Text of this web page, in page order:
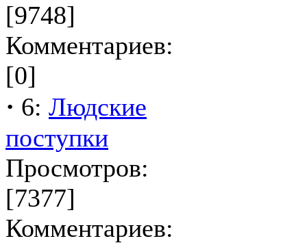
[9748]
Комментариев:
[0]
· 6: Людские
поступки
Просмотров:
[7377]
Комментариев: